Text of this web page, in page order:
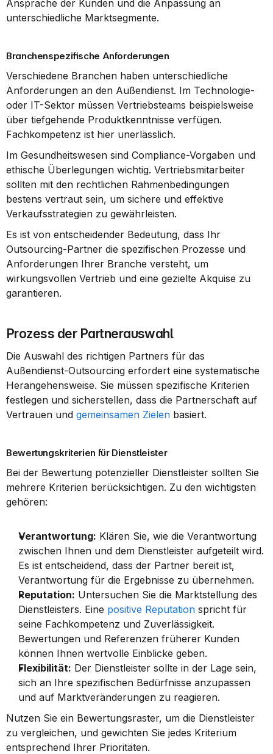
Ansprache der Kunden und die Anpassung an
unterschiedliche Marktsegmente.
Branchenspezifische Anforderungen
Verschiedene Branchen haben unterschiedliche
Anforderungen an den Außendienst. Im Technologie-
oder IT-Sektor müssen Vertriebsteams beispielsweise
über tiefgehende Produktkenntnisse verfügen.
Fachkompetenz ist hier unerlässlich.
Im Gesundheitswesen sind Compliance-Vorgaben und
ethische Überlegungen wichtig. Vertriebsmitarbeiter
sollten mit den rechtlichen Rahmenbedingungen
bestens vertraut sein, um sichere und effektive
Verkaufsstrategien zu gewährleisten.
Es ist von entscheidender Bedeutung, dass Ihr
Outsourcing-Partner die spezifischen Prozesse und
Anforderungen Ihrer Branche versteht, um
wirkungsvollen Vertrieb und eine gezielte Akquise zu
garantieren.
Prozess der Partnerauswahl
Die Auswahl des richtigen Partners für das
Außendienst-Outsourcing erfordert eine systematische
Herangehensweise. Sie müssen spezifische Kriterien
festlegen und sicherstellen, dass die Partnerschaft auf
Vertrauen und gemeinsamen Zielen basiert.
Bewertungskriterien für Dienstleister
Bei der Bewertung potenzieller Dienstleister sollten Sie
mehrere Kriterien berücksichtigen. Zu den wichtigsten
gehören:
Verantwortung: Klären Sie, wie die Verantwortung
zwischen Ihnen und dem Dienstleister aufgeteilt wird.
Es ist entscheidend, dass der Partner bereit ist,
Verantwortung für die Ergebnisse zu übernehmen.
Reputation: Untersuchen Sie die Marktstellung des
Dienstleisters. Eine positive Reputation spricht für
seine Fachkompetenz und Zuverlässigkeit.
Bewertungen und Referenzen früherer Kunden
können Ihnen wertvolle Einblicke geben.
Flexibilität: Der Dienstleister sollte in der Lage sein,
sich an Ihre spezifischen Bedürfnisse anzupassen
und auf Marktveränderungen zu reagieren.
Nutzen Sie ein Bewertungsraster, um die Dienstleister
zu vergleichen, und gewichten Sie jedes Kriterium
entsprechend Ihrer Prioritäten.